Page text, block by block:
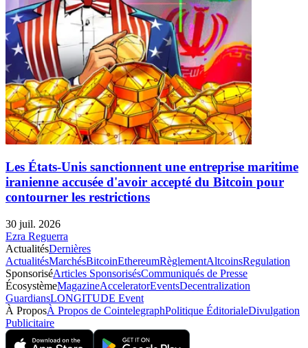
Les États-Unis sanctionnent une entreprise maritime
iranienne accusée d'avoir accepté du Bitcoin pour
contourner les restrictions
30 juil. 2026
Ezra Reguerra
ActualitésDernières
ActualitésMarchésBitcoinEthereumRèglementAltcoinsRegulation
SponsoriséArticles SponsorisésCommuniqués de Presse
ÉcosystèmeMagazineAcceleratorEventsDecentralization
GuardiansLONGITUDE Event
À ProposÀ Propos de CointelegraphPolitique ÉditorialeDivulgation
Publicitaire